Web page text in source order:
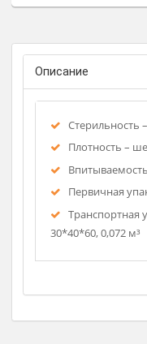
Описание
Первичная